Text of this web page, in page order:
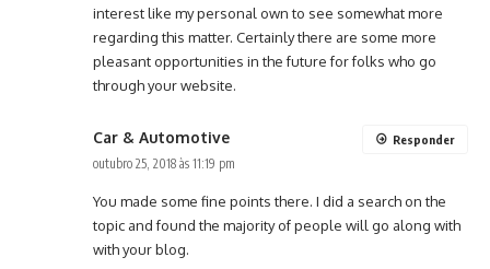
interest like my personal own to see somewhat more
regarding this matter. Certainly there are some more
pleasant opportunities in the future for folks who go
through your website.
Car & Automotive
outubro 25, 2018 às 11:19 pm
You made some fine points there. I did a search on the
topic and found the majority of people will go along with
with your blog.
Responder